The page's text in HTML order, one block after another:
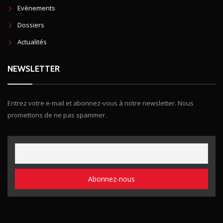
Evènements
Dossiers
Actualités
NEWSLETTER
Entrez votre e-mail et abonnez-vous à notre newsletter. Nous
promettons de ne pas spammer.